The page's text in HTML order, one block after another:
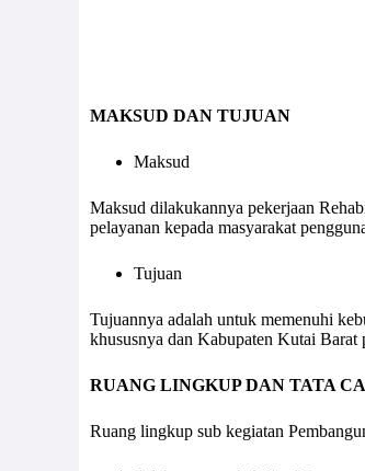
MAKSUD DAN TUJUAN
Maksud
Maksud dilakukannya pekerjaan
pelayanan kepada masyarakat
Tujuan
Tujuannya adalah untuk memenuhi
khususnya dan Kabupaten Kutai Barat
RUANG LINGKUP DAN TATA
Ruang lingkup sub kegiatan